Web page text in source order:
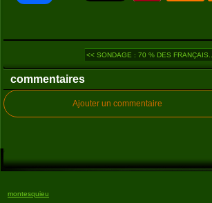
<< SONDAGE : 70 % DES FRANÇAIS...
commentaires
Ajouter un commentaire
montesquieu